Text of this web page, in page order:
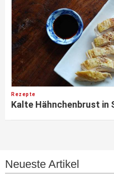
Rezepte
Kalte Hähnchenbrust in
Neueste Artikel